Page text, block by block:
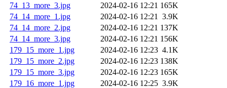
74_13_more_3.jpg
2024-02-16 12:21 165K
74_14_more_1.jpg
2024-02-16 12:21
3.9K
74_14_more_2.jpg
2024-02-16 12:21 137K
74_14_more_3.jpg
2024-02-16 12:21 156K
179_15_more_1.jpg
2024-02-16 12:23 4.1K
179_15_more_2.jpg
2024-02-16 12:23 138K
179_15_more_3.jpg
2024-02-16 12:23 165K
179_16_more_1.jpg
2024-02-16 12:25 3.9K